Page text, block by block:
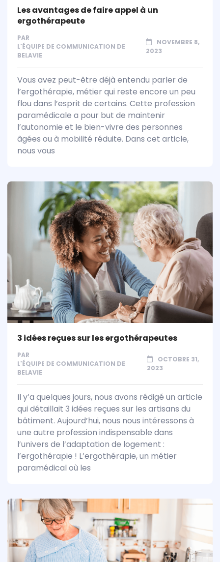
Les avantages de faire appel à un
ergothérapeute
PAR
L'ÉQUIPE DE COMMUNICATION DE
BELAVIE
NOVEMBRE 8,
2023
Vous avez peut-être déjà entendu parler de
l’ergothérapie, métier qui reste encore un peu
flou dans l’esprit de certains. Cette profession
paramédicale a pour but de maintenir
l’autonomie et le bien-vivre des personnes
âgées ou à mobilité réduite. Dans cet article,
nous vous
3 idées reçues sur les ergothérapeutes
PAR
L'ÉQUIPE DE COMMUNICATION DE
BELAVIE
OCTOBRE 31,
2023
Il y’a quelques jours, nous avons rédigé un article
qui détaillait 3 idées reçues sur les artisans du
bâtiment. Aujourd’hui, nous nous intéressons à
une autre profession indispensable dans
l’univers de l’adaptation de logement :
l’ergothérapie ! L’ergothérapie, un métier
paramédical où les